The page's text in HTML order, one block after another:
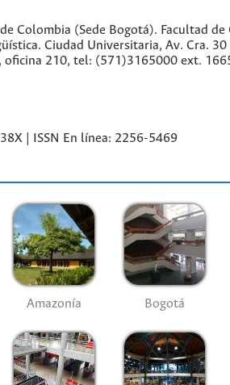
Colombia (Sede Bogotá). Facultad de
Ciudad Universitaria, Av. Cra.
210, tel: (571)3165000 ext.
| ISSN En línea: 2256-5469
Amazonía Bogotá